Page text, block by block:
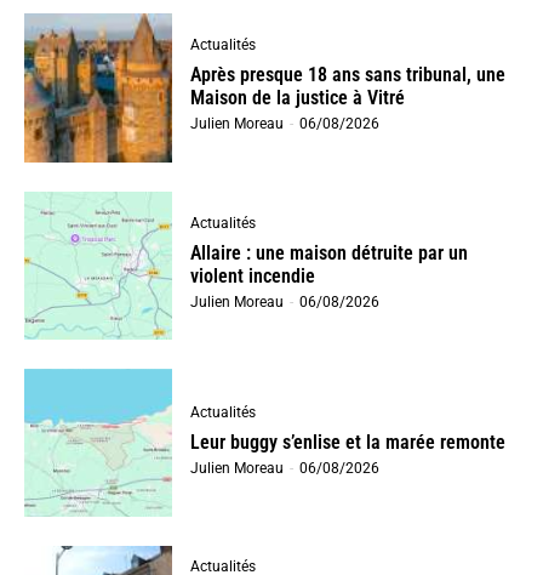
Actualités
Après presque 18 ans sans tribunal, une
Maison de la justice à Vitré
Julien Moreau - 06/08/2026
Actualités
Allaire : une maison détruite par un
violent incendie
Julien Moreau - 06/08/2026
Actualités
Leur buggy s’enlise et la marée remonte
Julien Moreau - 06/08/2026
Actualités